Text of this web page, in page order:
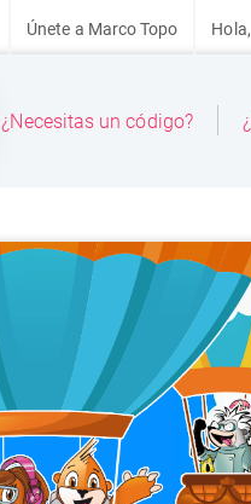
Únete a Marco Topo
¿Necesitas un código?